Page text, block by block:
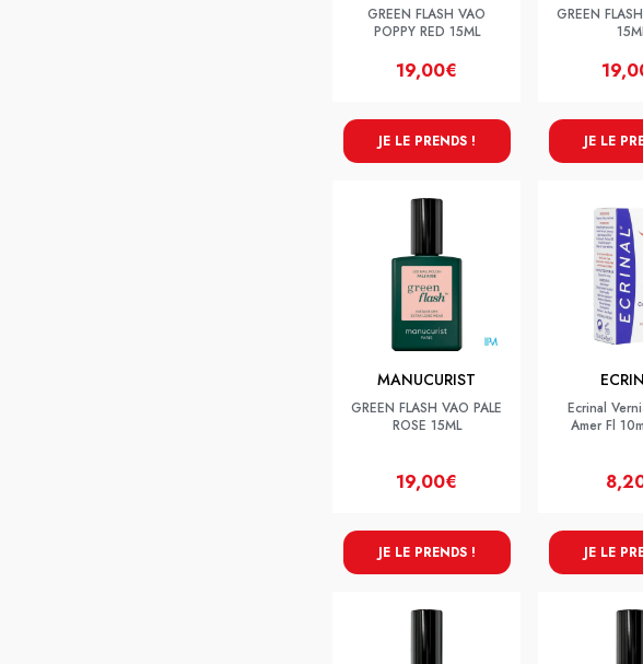
GREEN FLASH VAO
POPPY RED 15ML
19,00€
JE LE PRENDS !
GREEN
JE LE
MANUCURIST
GREEN FLASH VAO PALE
ROSE 15ML
19,00€
JE LE PRENDS !
Ecrinal
Amer Fl
JE LE